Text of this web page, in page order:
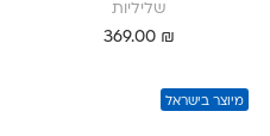
שליליות
369.00 ₪
מיוצר בישראל